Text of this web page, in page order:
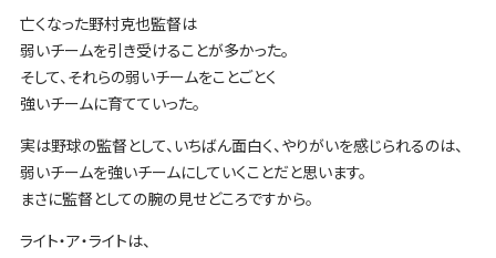
亡くなった野村克也監督は
弱いチームを引き受けることが多かった。
そして、それらの弱いチームをことごとく
強いチームに育てていった。
実は野球の監督として、いちばん面白く、やりがいを感じられるのは、
弱いチームを強いチームにしていくことだと思います。
まさに監督としての腕の見せどころですから。
ライト・ア・ライトは、